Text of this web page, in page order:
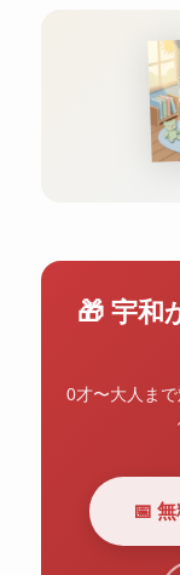
🎁 宇和
0才〜大人ま
📅